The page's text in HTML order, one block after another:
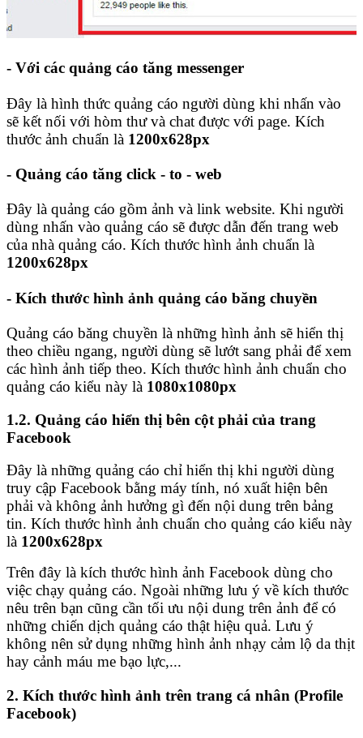
- Với các quảng cáo tăng messenger
Đây là hình thức quảng cáo người dùng khi nhấn vào
sẽ kết nối với hòm thư và chat được với page. Kích
thước ảnh chuẩn là 1200x628px
- Quảng cáo tăng click - to - web
Đây là quảng cáo gồm ảnh và link website. Khi người
dùng nhấn vào quảng cáo sẽ được dẫn đến trang web
của nhà quảng cáo. Kích thước hình ảnh chuẩn là
1200x628px
- Kích thước hình ảnh quảng cáo băng chuyền
Quảng cáo băng chuyền là những hình ảnh sẽ hiển thị
theo chiều ngang, người dùng sẽ lướt sang phải để xem
các hình ảnh tiếp theo. Kích thước hình ảnh chuẩn cho
quảng cáo kiểu này là 1080x1080px
1.2. Quảng cáo hiển thị bên cột phải của trang
Facebook
Đây là những quảng cáo chỉ hiển thị khi người dùng
truy cập Facebook bằng máy tính, nó xuất hiện bên
phải và không ảnh hưởng gì đến nội dung trên bảng
tin. Kích thước hình ảnh chuẩn cho quảng cáo kiểu này
là 1200x628px
Trên đây là kích thước hình ảnh Facebook dùng cho
việc chạy quảng cáo. Ngoài những lưu ý về kích thước
nêu trên bạn cũng cần tối ưu nội dung trên ảnh để có
những chiến dịch quảng cáo thật hiệu quả. Lưu ý
không nên sử dụng những hình ảnh nhạy cảm lộ da thịt
hay cảnh máu me bạo lực,...
2. Kích thước hình ảnh trên trang cá nhân (Profile
Facebook)